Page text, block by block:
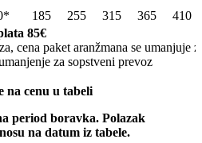
185 255 315 365
410
85€
cena paket aranžmana se umanjuje
za sopstveni prevoz
na cenu u tabeli
period boravka. Polazak
na datum iz tabele.